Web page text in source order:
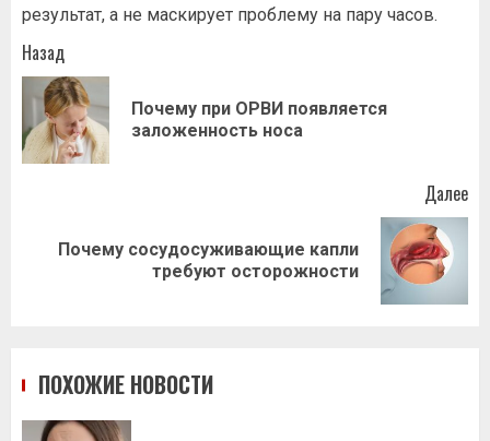
результат, а не маскирует проблему на пару часов.
Навигация
записи
Назад
Почему при ОРВИ появляется
заложенность носа
Далее
Следующая
Почему сосудосуживающие капли
требуют осторожности
ПОХОЖИЕ НОВОСТИ